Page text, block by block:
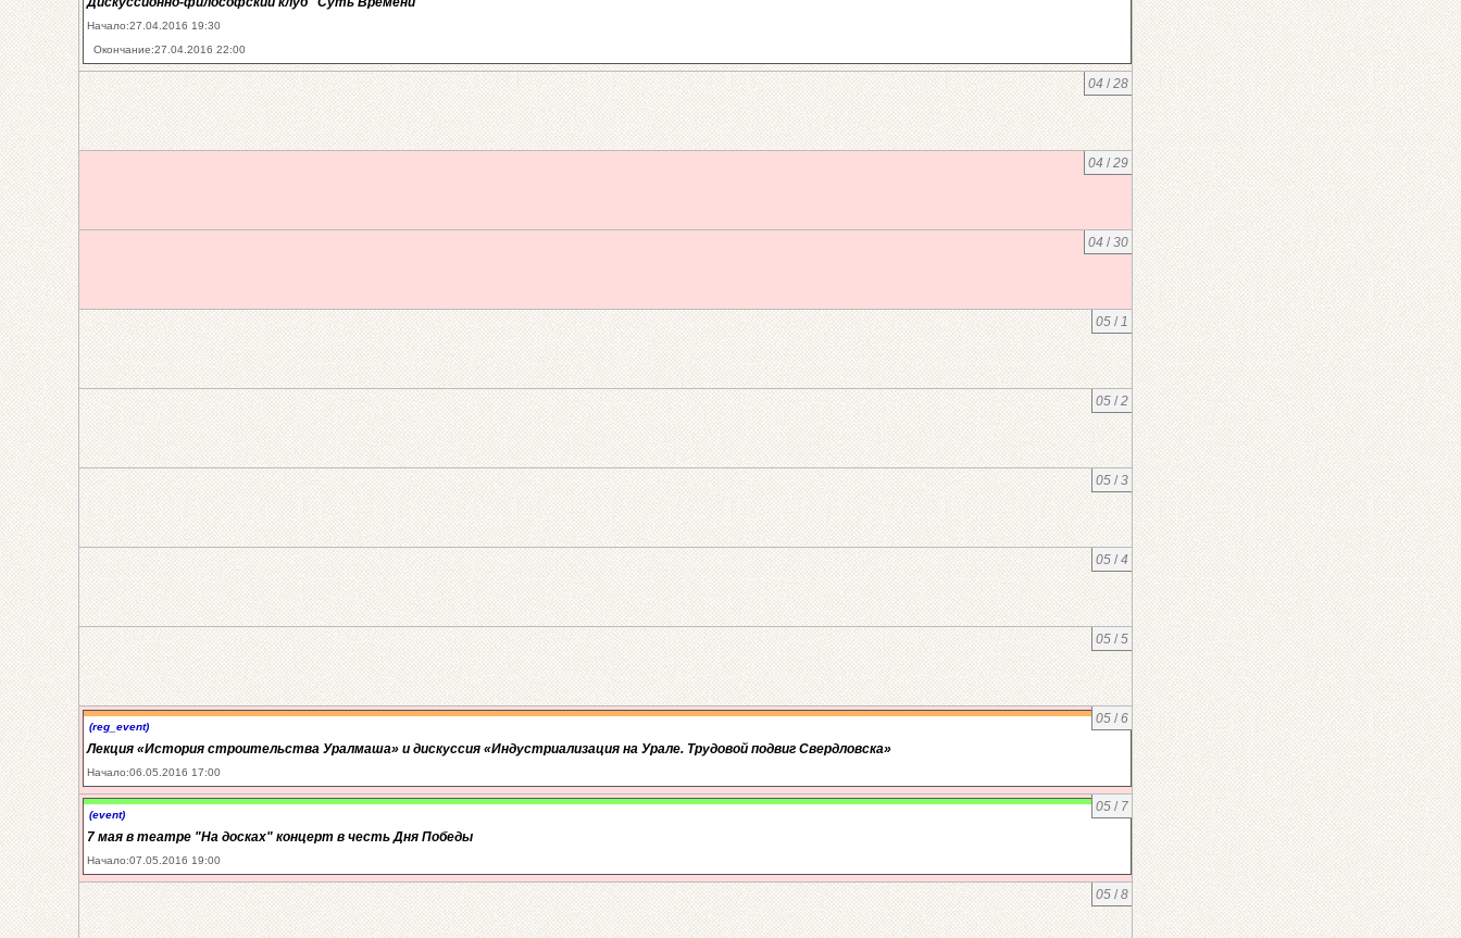
Начало:27.04.2016 19:30
Окончание:27.04.2016 22:00
04 /28
04 /29
04 /30
05 /1
05 /2
05 /3
05 /4
05 /5
05 /6
(reg_event)
Лекция «История строительства Уралмаша» и дискуссия «Индустриализация на Урале. Трудовой подвиг Свердловска»
Начало:06.05.2016 17:00
05 / 7
(event)
7 мая в театре "На досках" концерт в честь Дня Победы
Начало:07.05.2016 19:00
05 /8